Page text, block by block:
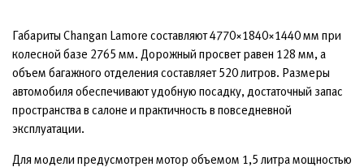
Габариты Changan Lamore составляют 4770×1840×1440 мм при
колесной базе 2765 мм. Дорожный просвет равен 128 мм, а
объем багажного отделения составляет 520 литров. Размеры
автомобиля обеспечивают удобную посадку, достаточный запас
пространства в салоне и практичность в повседневной
эксплуатации.
Для модели предусмотрен мотор объемом 1,5 литра мощностью